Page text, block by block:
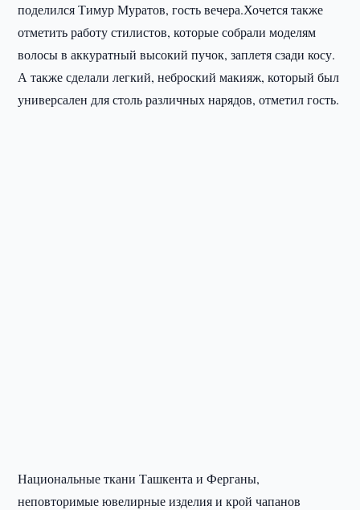
поделился Тимур Муратов, гость вечера.Хочется также
отметить работу стилистов, которые собрали моделям
волосы в аккуратный высокий пучок, заплетя сзади косу.
А также сделали легкий, неброский макияж, который был
универсален для столь различных нарядов, отметил гость.
Национальные ткани Ташкента и Ферганы,
неповторимые ювелирные изделия и крой чапанов